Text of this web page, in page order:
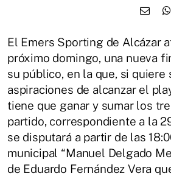
El Emers Sporting de Alcázar
próximo domingo, una nueva
su público, en la que, si quiere
aspiraciones de alcanzar el
tiene que ganar y sumar los
partido, correspondiente a la
se disputará a partir de las
municipal “Manuel Delgado
de Eduardo Fernández Vera